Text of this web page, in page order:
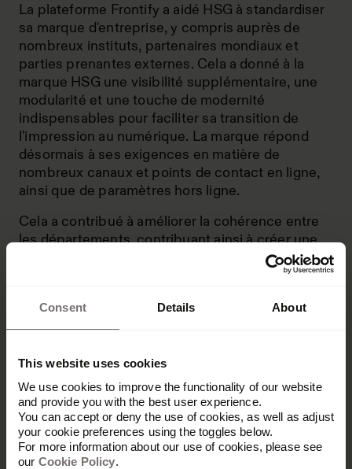
Consent Details About
This website uses cookies
We use cookies to improve the functionality of our website
and provide you with the best user experience.
You can accept or deny the use of cookies, as well as adjust
your cookie preferences using the toggles below.
For more information about our use of cookies, please see
our Cookie Policy.
La plateforme Frontify a aidé HSG à standardiser
sa marque d'entreprise, y compris auprès de
nombreux instituts, partenaires mondiaux et
parties prenantes externes. Cela a donné à la
marque HSG une visibilité supplémentaire, une
modularité et une touche de modernité
indispensables pour faciliter sa transition de
l'impression au numérique. La marque répond
désormais à ses exigences en matière de
nombreux canaux et points de contact en ligne,
ainsi que de paramètres hors ligne.
Cela a contribué à améliorer la cohérence entre
les départements, contribuant ainsi à créer une
identité de marque plus forte et cohérente pour
HSG. Mieux encore, la rationalisation de l'accès
l'organisation a permis de réaliser d'énormes
gains d'efficacité, permettant aux équipes de
améliorant la qualité de leur travail de marque.